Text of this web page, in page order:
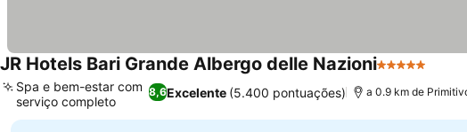
JR Hotels Bari Grande Albergo delle Nazioni5 Estrelas
8,6Excelente (5.400 pontuações)
Spa e bem-estar com
serviço completo
a 0.9 km de